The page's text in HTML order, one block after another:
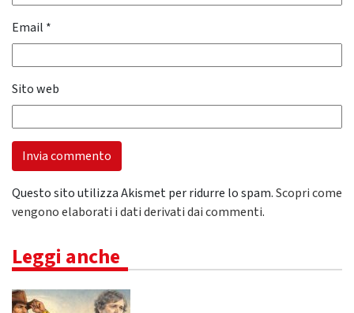
Email *
Sito web
Questo sito utilizza Akismet per ridurre lo spam.Scopri come
vengono elaborati i dati derivati dai commenti.
Leggi anche